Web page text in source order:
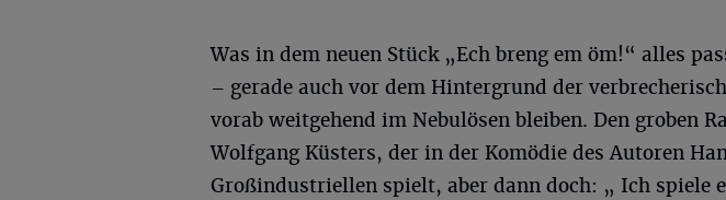
Was in dem neuen Stück „Ech breng em öm!“ alles
– gerade auch vor dem Hintergrund der
vorab weitgehend im Nebulösen bleiben. Den groben
Wolfgang Küsters, der in der Komödie des Autoren
Großindustriellen spielt, aber dann doch: „ Ich spiele